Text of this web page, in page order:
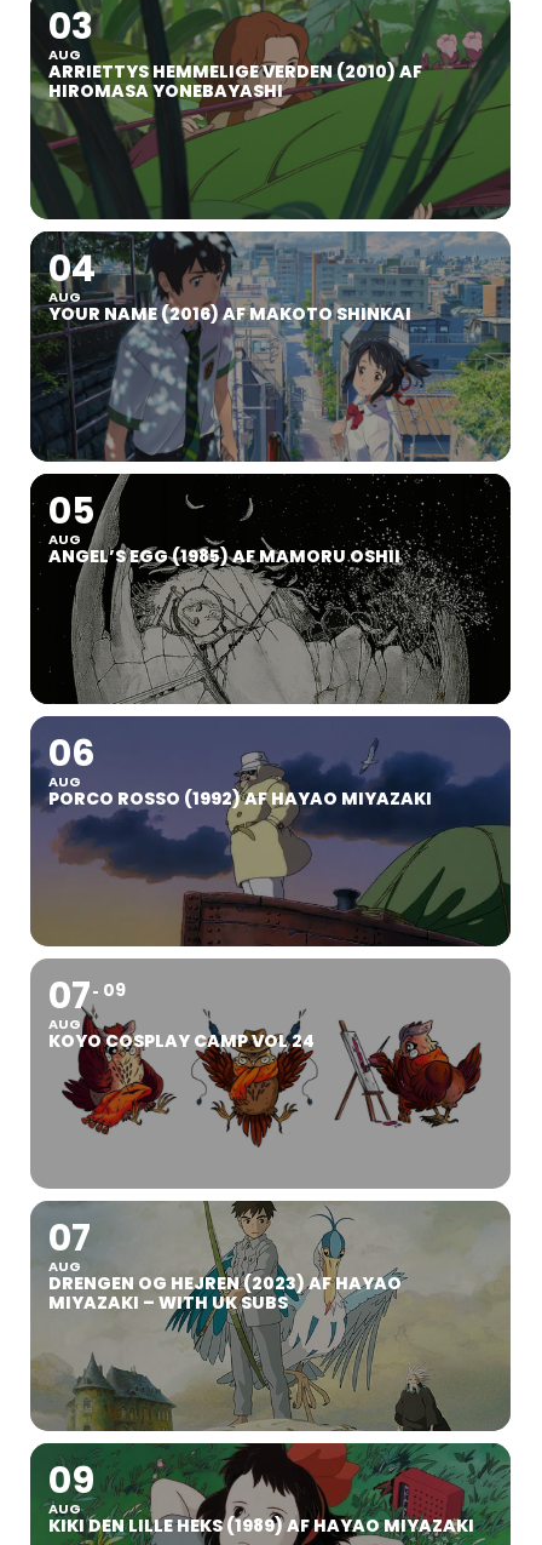
03
AUG
ARRIETTYS HEMMELIGE VERDEN (2010) AF
HIROMASA YONEBAYASHI
04
AUG
YOUR NAME (2016) AF MAKOTO SHINKAI
05
AUG
ANGEL’S EGG (1985) AF MAMORU OSHII
06
AUG
PORCO ROSSO (1992) AF HAYAO MIYAZAKI
07
AUG
09
KOYO COSPLAY CAMP VOL 24
07
AUG
DRENGEN OG HEJREN (2023) AF HAYAO
MIYAZAKI – WITH UK SUBS
09
AUG
KIKI DEN LILLE HEKS (1989) AF HAYAO MIYAZAKI